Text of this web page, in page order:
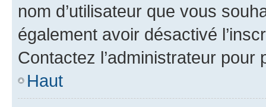
nom d’utilisateur que vous
également avoir désactivé
Contactez l’administrateur
Haut